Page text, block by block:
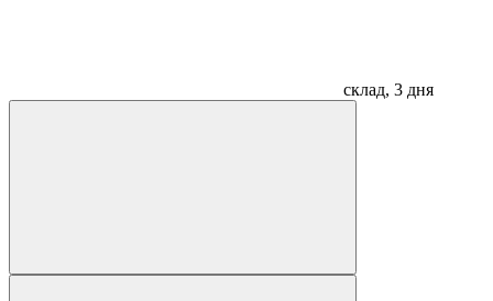
склад, 3 дня